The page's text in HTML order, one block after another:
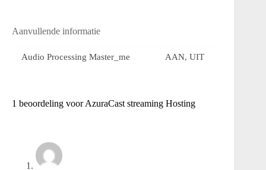
Aanvullende informatie
Audio Processing Master_me AAN, UIT
1 beoordeling voorAzuraCast streaming Hosting